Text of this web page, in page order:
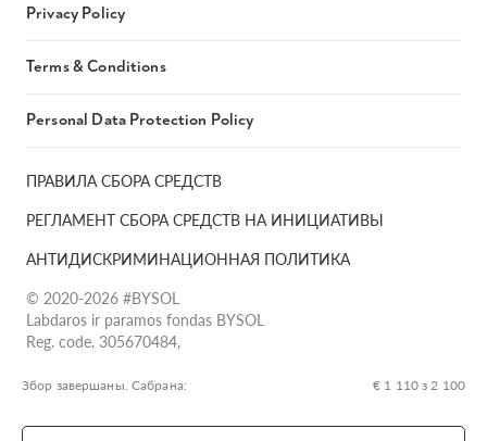
Збор завершаны. Сабрана: € 1 110 з 2 100
ПРАВИЛА СБОРА СРЕДСТВ
РЕГЛАМЕНТ СБОРА СРЕДСТВ НА ИНИЦИАТИВЫ
АНТИДИСКРИМИНАЦИОННАЯ ПОЛИТИКА
© 2020-2026 #BYSOL
Labdaros ir paramos fondas BYSOL
Reg. code. 305670484,
g.17-1, LT-13253
SWIFT kodas HABALT22
Privacy Policy
Terms & Conditions
Personal Data Protection Policy